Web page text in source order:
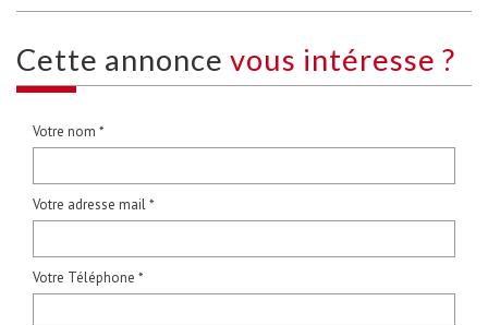
cette annonce vous intéresse ?
Votre nom *
Votre adresse mail *
Votre Téléphone *